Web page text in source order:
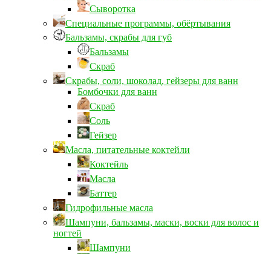
Сыворотка
Специальные программы, обёртывания
Бальзамы, скрабы для губ
Бальзамы
Скраб
Скрабы, соли, шоколад, гейзеры для ванн
Бомбочки для ванн
Скраб
Соль
Гейзер
Масла, питательные коктейли
Коктейль
Масла
Баттер
Гидрофильные масла
Шампуни, бальзамы, маски, воски для волос и
ногтей
Шампуни